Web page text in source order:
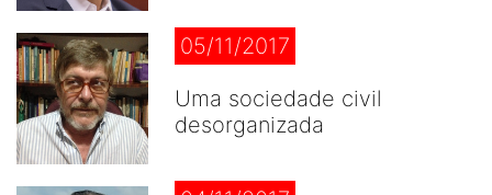
05/11/2017
Uma sociedade civil
desorganizada